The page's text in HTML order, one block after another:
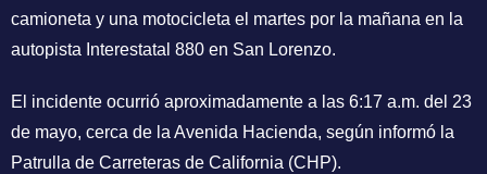
camioneta y una motocicleta el martes por la mañana en la
autopista Interestatal 880 en San Lorenzo.
El incidente ocurrió aproximadamente a las 6:17 a.m. del 23
de mayo, cerca de la Avenida Hacienda, según informó la
Patrulla de Carreteras de California (CHP).